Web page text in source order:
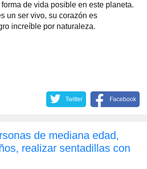
de vida posible en este planeta.
un ser vivo, su corazón es
increíble por naturaleza.
Twitter Facebook
de mediana edad,
realizar sentadillas con